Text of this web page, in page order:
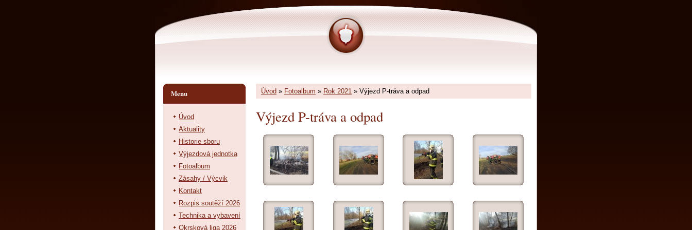
Úvod » Fotoalbum » Rok 2021 » Výjezd P-tráva a odpad
Výjezd P-tráva a odpad
Menu
Úvod
Aktuality
Historie sboru
Výjezdová jednotka
Fotoalbum
Zásahy / Výcvik
Kontakt
Rozpis soutěží 2026
Technika a vybavení
Okrsková liga 2026